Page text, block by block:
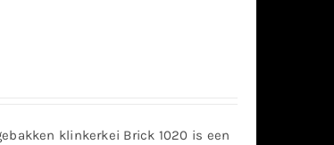
klinkerkei Brick 1020 is een